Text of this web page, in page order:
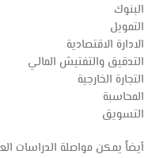
البنوك
التمويل
الادارة الاقتصادية
التدقيق والتفتيش المالي
التجارة الخارجية
المحاسبة
التسويق
أيضاً يمكن مواصلة الدراسات